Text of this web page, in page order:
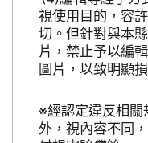
視使用目的，容
切。但針對與本
片，禁止予以編
圖片，以致明顯
※經認定違反相關
外，視內容不同